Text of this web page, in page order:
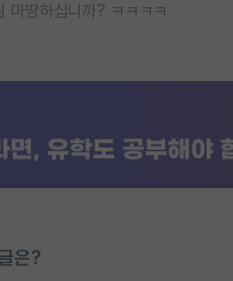
마땅하십니까? ㅋㅋㅋㅋ
은?